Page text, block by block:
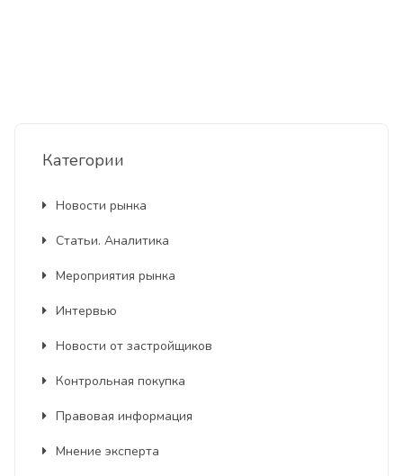
Категории
Новости рынка
Статьи. Аналитика
Мероприятия рынка
Интервью
Новости от застройщиков
Контрольная покупка
Правовая информация
Мнение эксперта